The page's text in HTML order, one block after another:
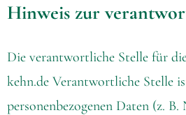
Hinweis zur
Die verantwortliche Stelle für
kehn.de Verantwortliche Stelle
personenbezogenen Daten (z.